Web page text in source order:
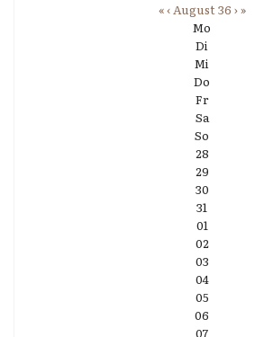
«‹August 36 ›»
Mo
Di
Mi
Do
Fr
Sa
So
28
29
30
31
01
02
03
04
05
06
07